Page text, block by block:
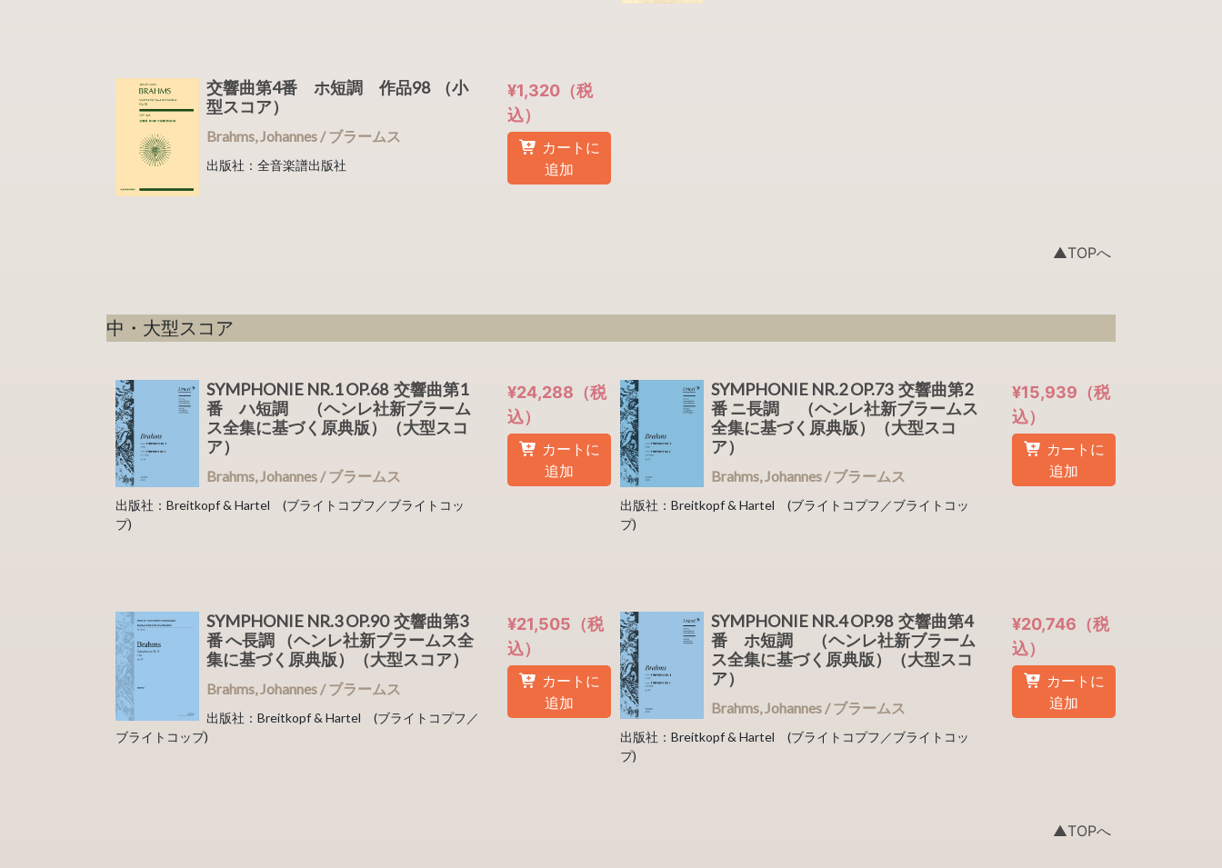
交響曲第4番 ホ短調 作品98 （小
型スコア）
Brahms, Johannes / ブラームス
出版社：全音楽譜出版社
¥1,320（税
込）
カートに
追加
▲TOPへ
中・大型スコア
SYMPHONIE NR.1 OP.68 交響曲第1
番 ハ短調 （ヘンレ社新ブラーム
ス全集に基づく原典版）（大型スコ
ア）
Brahms, Johannes / ブラームス
出版社：Breitkopf & Hartel (ブライトコプフ／ブライトコッ
プ)
¥24,288（税
込）
カートに
追加
SYMPHONIE NR.2 OP.73 交響曲第2
番 ニ長調 （ヘンレ社新ブラームス
全集に基づく原典版）（大型スコ
ア）
Brahms, Johannes / ブラームス
出版社：Breitkopf & Hartel (ブライトコプフ／ブライトコッ
プ)
¥15,939（税
込）
カートに
追加
SYMPHONIE NR.3 OP.90 交響曲第3
番 へ長調 （ヘンレ社新ブラームス全
集に基づく原典版）（大型スコア）
Brahms, Johannes / ブラームス
出版社：Breitkopf & Hartel (ブライトコプフ／
ブライトコップ)
¥21,505（税
込）
カートに
追加
SYMPHONIE NR.4 OP.98 交響曲第4
番 ホ短調 （ヘンレ社新ブラーム
ス全集に基づく原典版）（大型スコ
ア）
Brahms, Johannes / ブラームス
出版社：Breitkopf & Hartel (ブライトコプフ／ブライトコッ
プ)
¥20,746（税
込）
カートに
追加
▲TOPへ